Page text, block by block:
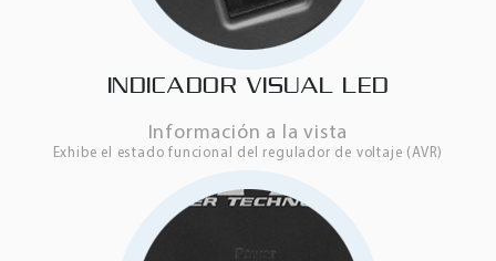
INDICADOR VISUAL LED
Información a la vista
Exhibe el estado funcional del regulador de voltaje (AVR)